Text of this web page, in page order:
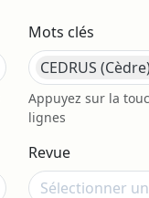
Mots clés
CEDRUS
Appuyez sur la
lignes
Revue